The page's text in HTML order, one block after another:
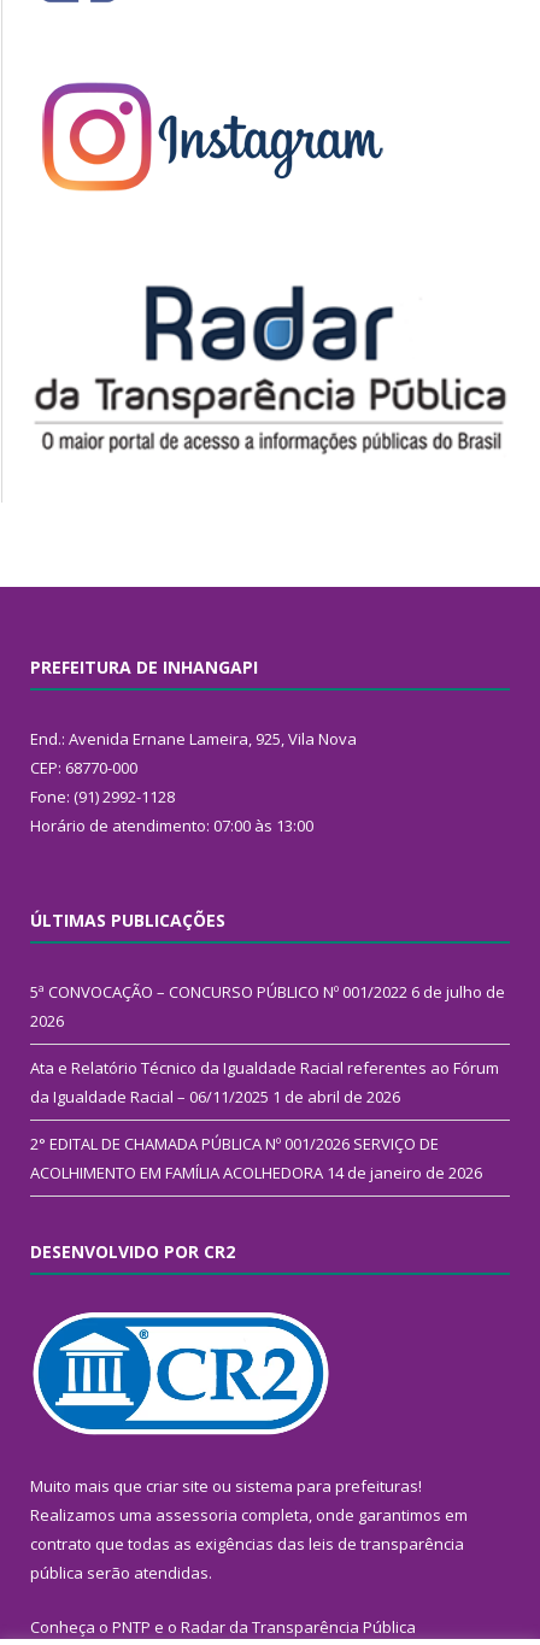
PREFEITURA DE INHANGAPI
End.: Avenida Ernane Lameira, 925, Vila Nova
CEP: 68770-000
Fone: (91) 2992-1128
Horário de atendimento: 07:00 às 13:00
ÚLTIMAS PUBLICAÇÕES
5ª CONVOCAÇÃO – CONCURSO PÚBLICO Nº 001/2022 6 de julho de
2026
Ata e Relatório Técnico da Igualdade Racial referentes ao Fórum
da Igualdade Racial – 06/11/2025 1 de abril de 2026
2° EDITAL DE CHAMADA PÚBLICA Nº 001/2026 SERVIÇO DE
ACOLHIMENTO EM FAMÍLIA ACOLHEDORA 14 de janeiro de 2026
DESENVOLVIDO POR CR2
Muito mais que criar site ou sistema para prefeituras!
Realizamos uma assessoria completa, onde garantimos em
contrato que todas as exigências das leis de transparência
pública serão atendidas.
Conheça o PNTP e o Radar da Transparência Pública